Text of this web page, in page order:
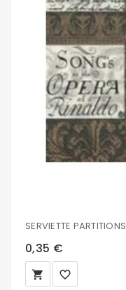
SERVIETTE PARTITIONS
0,35 €
local_grocery_store favorite_border